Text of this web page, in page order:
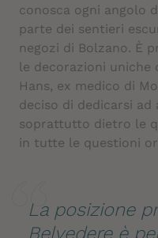
conosca ogni angolo
parte dei sentieri
negozi di Bolzano. È
le decorazioni uniche
Hans, ex medico di
deciso di dedicarsi
soprattutto dietro le
in tutte le questioni
La posizione
Belvedere è